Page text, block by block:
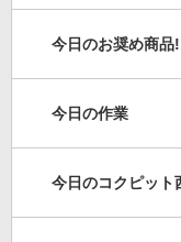
今日のお奨め商品!
今日の作業
今日のコクピット